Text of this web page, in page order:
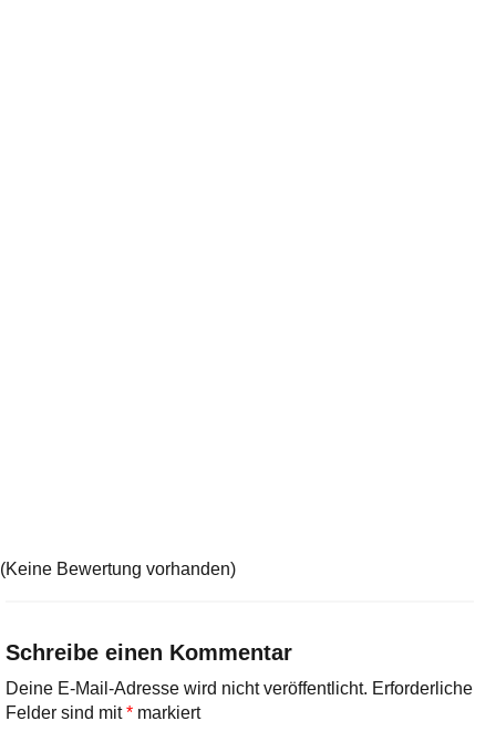
(Keine Bewertung vorhanden)
Schreibe einen Kommentar
Deine E-Mail-Adresse wird nicht veröffentlicht. Erforderliche
Felder sind mit*markiert